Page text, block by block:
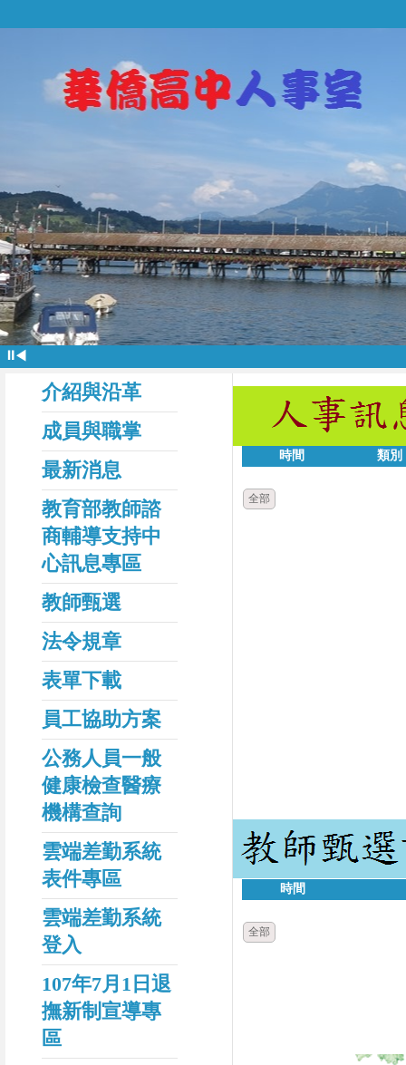
⏸◀
介紹與沿革
成員與職掌
最新消息
教育部教師諮
商輔導支持中
心訊息專區
教師甄選
法令規章
表單下載
員工協助方案
公務人員一般
健康檢查醫療
機構查詢
雲端差勤系統
表件專區
雲端差勤系統
登入
107年7月1日退
撫新制宣導專
區
時間 類別
全部
時間
全部